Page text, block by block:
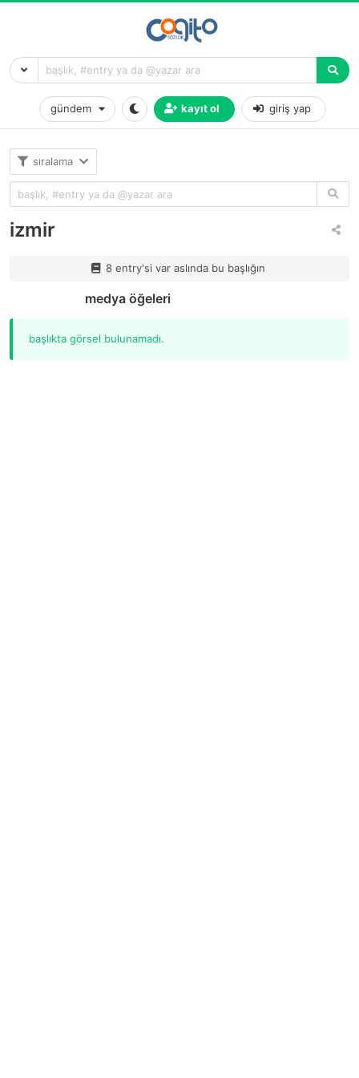
gündem kayıt ol giriş yap
sıralama
izmir
8 entry'si var aslında bu başlığın
medya öğeleri
başlıkta görsel bulunamadı.